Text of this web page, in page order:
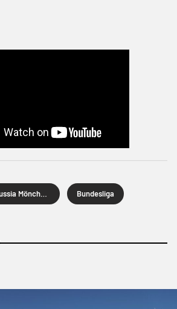
Bundesliga